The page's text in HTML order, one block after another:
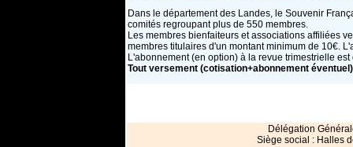
Dans le département des Landes, le Souvenir
comités regroupant plus de 550 membres.
Les membres bienfaiteurs et associations affiliées
membres titulaires d'un montant minimum de 10€.
L'abonnement (en option) à la revue trimestrielle est
Tout versement (cotisation+abonnement
Délégation
Siège social : Halles